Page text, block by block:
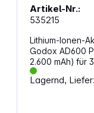
Artikel-Nr.:
535215
Lithium-Ionen-
Godox AD600
2.600 mAh) für
und schneller
Sekunden). Li-ion Akku Spannung: 28.8 V Kapazität:
Lagernd,